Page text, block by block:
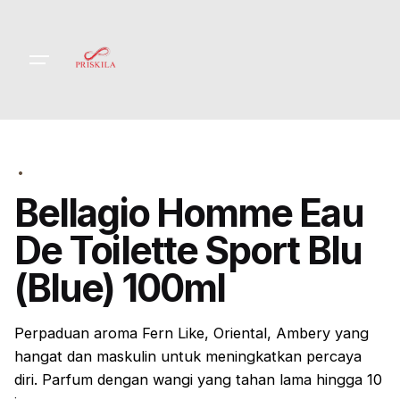
Bellagio Homme Eau
De Toilette Sport Blu
(Blue) 100ml
Perpaduan aroma Fern Like, Oriental, Ambery yang
hangat dan maskulin untuk meningkatkan percaya
diri. Parfum dengan wangi yang tahan lama hingga 10